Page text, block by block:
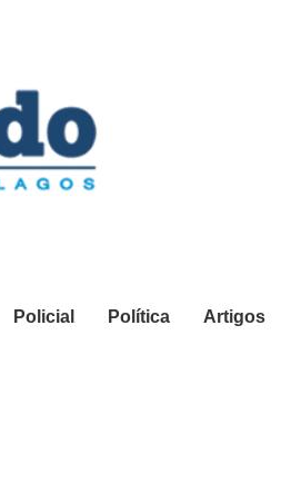
Policial Política Artigos